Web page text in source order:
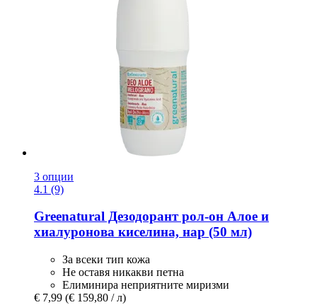
3 опции
4.1 (9)
Greenatural Дезодорант рол-​он Алое и
хиалуронова киселина, нар (50 мл)
За всеки тип кожа
Не оставя никакви петна
Елиминира неприятните миризми
€ 7,99 (€ 159,80 / л)